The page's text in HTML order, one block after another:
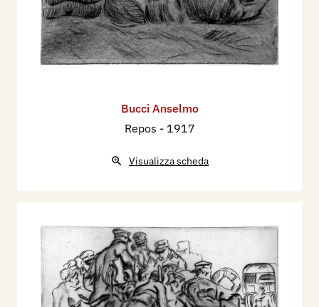
Bucci Anselmo
Repos - 1917
Visualizza scheda